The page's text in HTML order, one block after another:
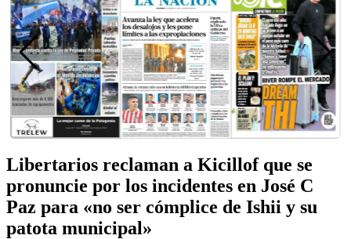
Libertarios reclaman a Kicillof que se
pronuncie por los incidentes en José C
Paz para «no ser cómplice de Ishii y su
patota municipal»